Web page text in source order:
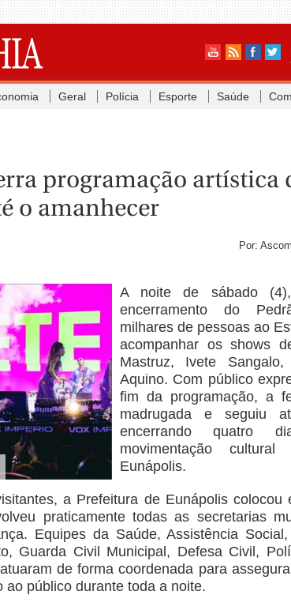
Geral Polícia Esporte Saúde
programação artística
o amanhecer
Por:
A noite de sábado
encerramento do
milhares de pessoas ao
acompanhar os shows
Mastruz, Ivete
Aquino. Com público
fim da programação, a
madrugada e seguiu
encerrando quatro
movimentação
Eunápolis.
a Prefeitura de Eunápolis colocou
praticamente todas as secretarias
Equipes da Saúde, Assistência
Guarda Civil Municipal, Defesa Civil,
de forma coordenada para
público durante toda a noite.